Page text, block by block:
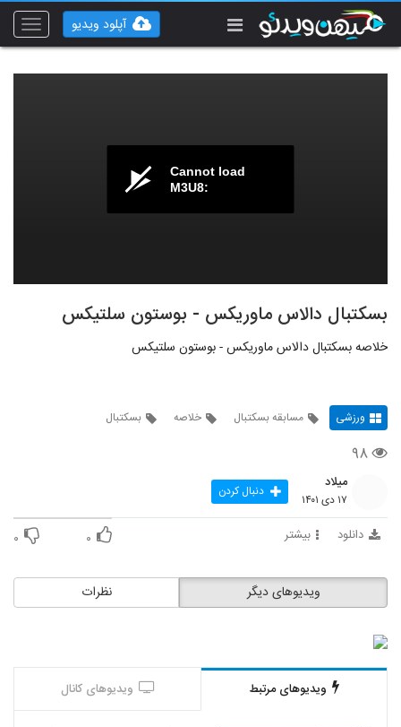
Toggle
آپلود ویدیو
Cannot load
M3U8:
بسکتبال دالاس ماوریکس - بوستون سلتیکس
خلاصه بسکتبال دالاس ماوریکس - بوستون سلتیکس
ورزشی مسابقه بسکتبال خلاصه بسکتبال
۹۸
میلاد
۱۷ دی ۱۴۰۱ دنبال کردن
دانلود بیشتر ۰ ۰
نظرات ویدیوهای دیگر
ویدیوهای مرتبط ویدیوهای کانال